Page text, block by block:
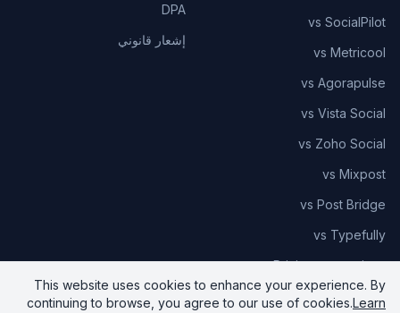
vs SocialPilot
vs Metricool
vs Agorapulse
vs Vista Social
vs Zoho Social
vs Mixpost
vs Post Bridge
vs Typefully
Pricing comparison
DPA
إشعار قانوني
This website uses cookies to enhance your experience. By
continuing to browse, you agree to our use of cookies.Learn